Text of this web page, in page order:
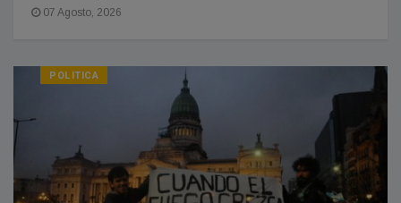
07 Agosto, 2026
POLITICA